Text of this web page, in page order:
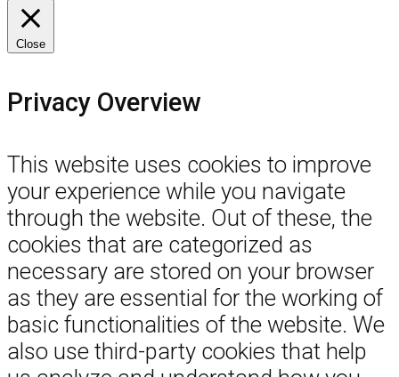
Close
Privacy Overview
This website uses cookies to improve
your experience while you navigate
through the website. Out of these, the
cookies that are categorized as
necessary are stored on your browser
as they are essential for the working of
basic functionalities of the website. We
also use third-party cookies that help